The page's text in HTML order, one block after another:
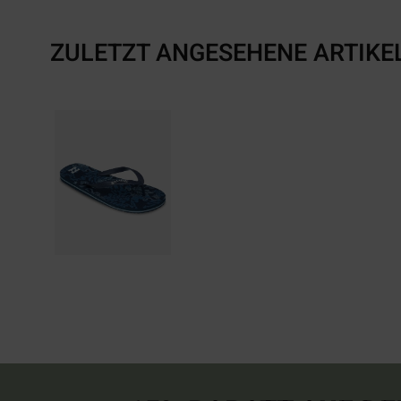
ZULETZT ANGESEHENE